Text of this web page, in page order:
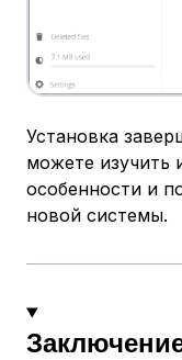
Установка
можете изучить
особенности и
новой системы.